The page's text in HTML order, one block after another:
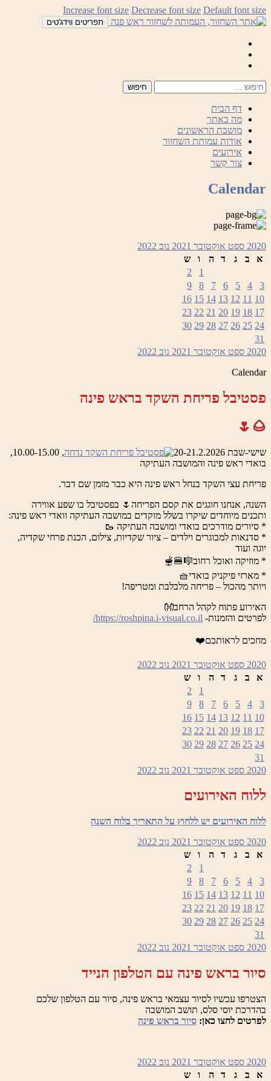
לדלג
לתוכן
Increase font size Decrease font size Default font size
תפריטים ווידג'טים
דף הבית
מה באתר
מושבת הראשונים
אודות עמותת השחזור
אירועים
צור קשר
Calendar
2020 ספט אוקטובר 2021 נוב 2022
א
ב ג ד ה ו
ש
1
2
3
4
5
6
7
8
9
10
11
12
13
14
15
16
17
18
19
20
21
22
23
24
25
26
27
28
29
30
31
2020 ספט אוקטובר 2021 נוב 2022
Calendar
פסטיבל פריחת השקד בראש פינה
🌰🌷
שישי-שבת 20-21.2.2026
, 10.00-15.00,
בואדי ראש פינה והמושבה העתיקה
פריחת עצי השקד בנחל ראש פינה היא כבר מזמן שם דבר.
השנה, אנחנו חוגגים את קסם הפריחה🌷 בפסטיבל בו שפע אווירה
ותכנים מיוחדים שיקרו בשלל מוקדים במושבה העתיקה וואדי ראש פינה:
* סיורים מודרכים בואדי ומושבה העתיקה 🥾
* סדנאות למבוגרים וילדים – ציור שקדיות, צילום, הכנת פרחי שקדיה,
יוגה ועוד
* מוזיקה ואוכל רחוב🎼🍔🫕
* מארזי פיקניק בואדי🧺
ויותר מהכול – פריחה מלבלבת ומטריפה!
האירוע פתוח לקהל הרחב👐
לפרטים והזמנות- https://roshpina.i-visual.co.il/
מחכים לראותכם❤️
2020 ספט אוקטובר 2021 נוב 2022
א
ב ג ד ה ו
ש
1
2
3
4
5
6
7
8
9
10
11
12
13
14
15
16
17
18
19
20
21
22
23
24
25
26
27
28
29
30
31
2020 ספט אוקטובר 2021 נוב 2022
ללוח האירועים
ללוח האירועים יש ללחוץ על התאריך בלוח השנה
2020 ספט אוקטובר 2021 נוב 2022
א
ב ג ד ה ו
ש
1
2
3
4
5
6
7
8
9
10
11
12
13
14
15
16
17
18
19
20
21
22
23
24
25
26
27
28
29
30
31
2020 ספט אוקטובר 2021 נוב 2022
סיור בראש פינה עם הטלפון הנייד
הצטרפו עכשיו לסיור עצמאי בראש פינה, סיור עם הטלפון שלכם
בהדרכת יוסי סלס, תושב המושבה
לפרטים לחצו כאן: סיור בראש פינה
2020 ספט אוקטובר 2021 נוב 2022
א
ב ג ד ה ו
ש